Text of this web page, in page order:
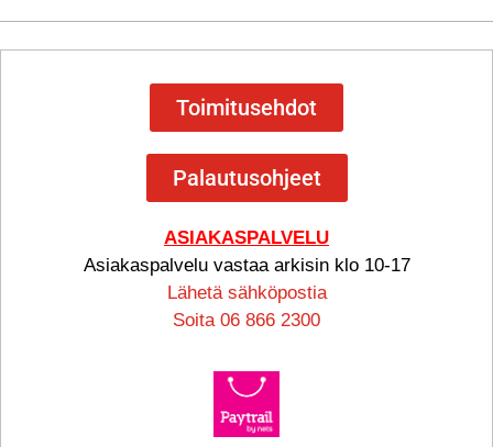
Toimitusehdot
Palautusohjeet
ASIAKASPALVELU
Asiakaspalvelu vastaa arkisin klo 10-17
Lähetä sähköpostia
Soita 06 866 2300